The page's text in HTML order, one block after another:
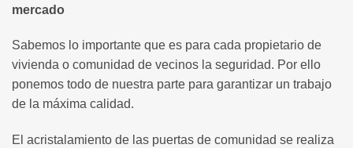
mercado
Sabemos lo importante que es para cada propietario de
vivienda o comunidad de vecinos la seguridad. Por ello
ponemos todo de nuestra parte para garantizar un trabajo
de la máxima calidad.
El acristalamiento de las puertas de comunidad se realiza